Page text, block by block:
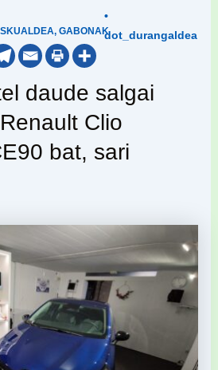
,GABONAK
•
dot_durangaldea
daude salgai
Clio
bat, sari